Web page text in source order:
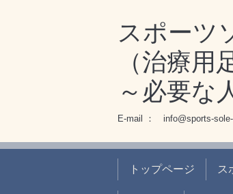
スポーツ
（治療用
～必要な
E-mail ： info@sports-
トップページ ス